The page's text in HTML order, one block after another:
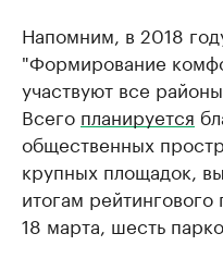
Напомним, в 2018
"Формирование
участвуют все
Всего планируется
общественных
крупных площадок,
итогам
18 марта, шесть